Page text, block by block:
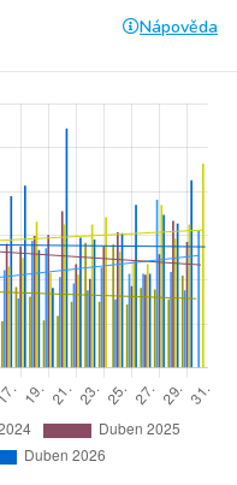
Nápověda